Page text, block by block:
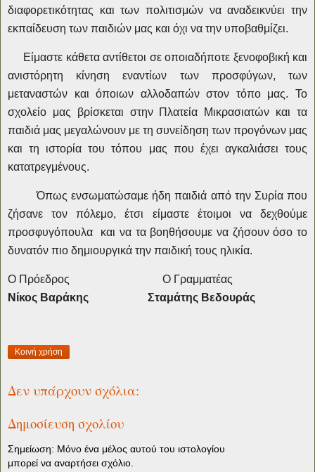
διαφορετικότητας και των πολιτισμών να αναδεικνύει την
εκπαίδευση των παιδιών μας και όχι να την υποβαθμίζει.
Είμαστε κάθετα αντίθετοι σε οποιαδήποτε ξενοφοβική και
ανιστόρητη κίνηση εναντίων των προσφύγων, των
μεταναστών και όποιων αλλοδαπών στον τόπο μας. Το
σχολείο μας βρίσκεται στην Πλατεία Μικρασιατών και τα
παιδιά μας μεγαλώνουν με τη συνείδηση των προγόνων μας
και τη ιστορία του τόπου μας που έχει αγκαλιάσει τους
κατατρεγμένους.
Όπως ενσωματώσαμε ήδη παιδιά από την Συρία που
ζήσανε τον πόλεμο, έτσι είμαστε έτοιμοι να δεχθούμε
προσφυγόπουλα και να τα βοηθήσουμε να ζήσουν όσο το
δυνατόν πιο δημιουργικά την παιδική τους ηλικία.
Ο Πρόεδρος Ο Γραμματέας
Νίκος Βαράκης Σταμάτης Βεδουράς
Κοινή χρήση
Δεν υπάρχουν σχόλια:
Δημοσίευση σχολίου
Σημείωση: Μόνο ένα μέλος αυτού του ιστολογίου
μπορεί να αναρτήσει σχόλιο.